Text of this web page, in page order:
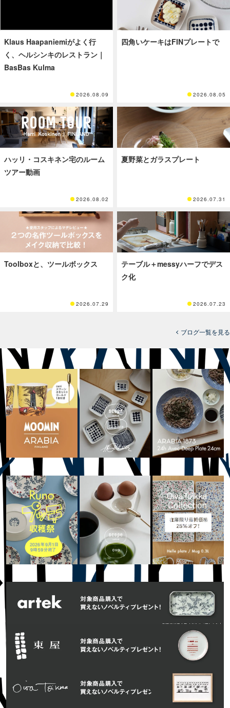
Klaus Haapaniemiがよく行
く、ヘルシンキのレストラン｜
BasBas Kulma
2026.08.09
四角いケーキはFINプレートで
2026.08.05
ハッリ・コスキネン宅のルーム
ツアー動画
2026.08.02
夏野菜とガラスプレート
2026.07.31
Toolboxと、ツールボックス
2026.07.29
テーブル＋messyハーフでデス
ク化
2026.07.23
ブログ一覧を見る